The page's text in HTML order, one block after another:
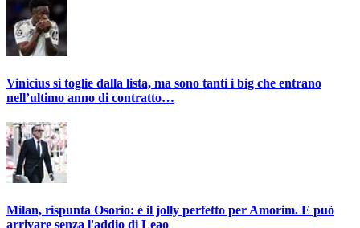
Vinicius si toglie dalla lista, ma sono tanti i big che entrano
nell’ultimo anno di contratto…
Milan, rispunta Osorio: è il jolly perfetto per Amorim. E può
arrivare senza l'addio di Leao